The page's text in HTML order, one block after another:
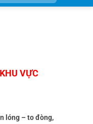
lóng – to đòng,